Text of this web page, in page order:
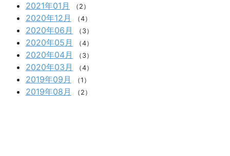
2021年01月 （2）
2020年12月 （4）
2020年06月 （3）
2020年05月 （4）
2020年04月 （3）
2020年03月 （4）
2019年09月 （1）
2019年08月 （2）